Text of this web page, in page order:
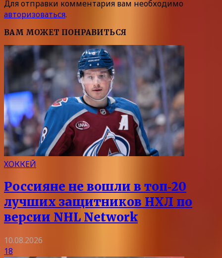
Для отправки комментария вам необходимо
авторизоваться.
ВАМ МОЖЕТ ПОНРАВИТЬСЯ
ХОККЕЙ
Россияне не вошли в топ‑20
лучших защитников НХЛ по
версии NHL Network
10.08.2026
18